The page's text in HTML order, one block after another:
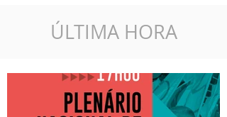
ÚLTIMA HORA